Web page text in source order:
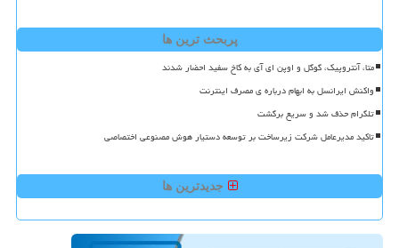
پربحث ترین ها
متا، آنتروپیک، گوگل و اوپن ای آی به کاخ سفید احضار شدند
واکنش ایرانسل به ابهام درباره ی مصرف اینترنت
تلگرام حذف شد و سریع برگشت
تاکید مدیرعامل شرکت زیرساخت بر توسعه دستیار هوش مصنوعی اختصاصی
جدیدترین ها